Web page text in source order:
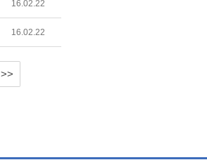
16.02.22
16.02.22
>>